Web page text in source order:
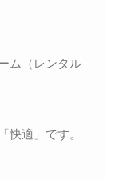
ム（レンタル
快適」です。